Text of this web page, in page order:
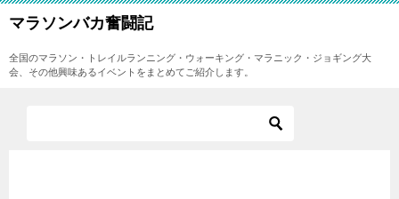
マラソンバカ奮闘記
全国のマラソン・トレイルランニング・ウォーキング・マラニック・ジョギング大
会、その他興味あるイベントをまとめてご紹介します。